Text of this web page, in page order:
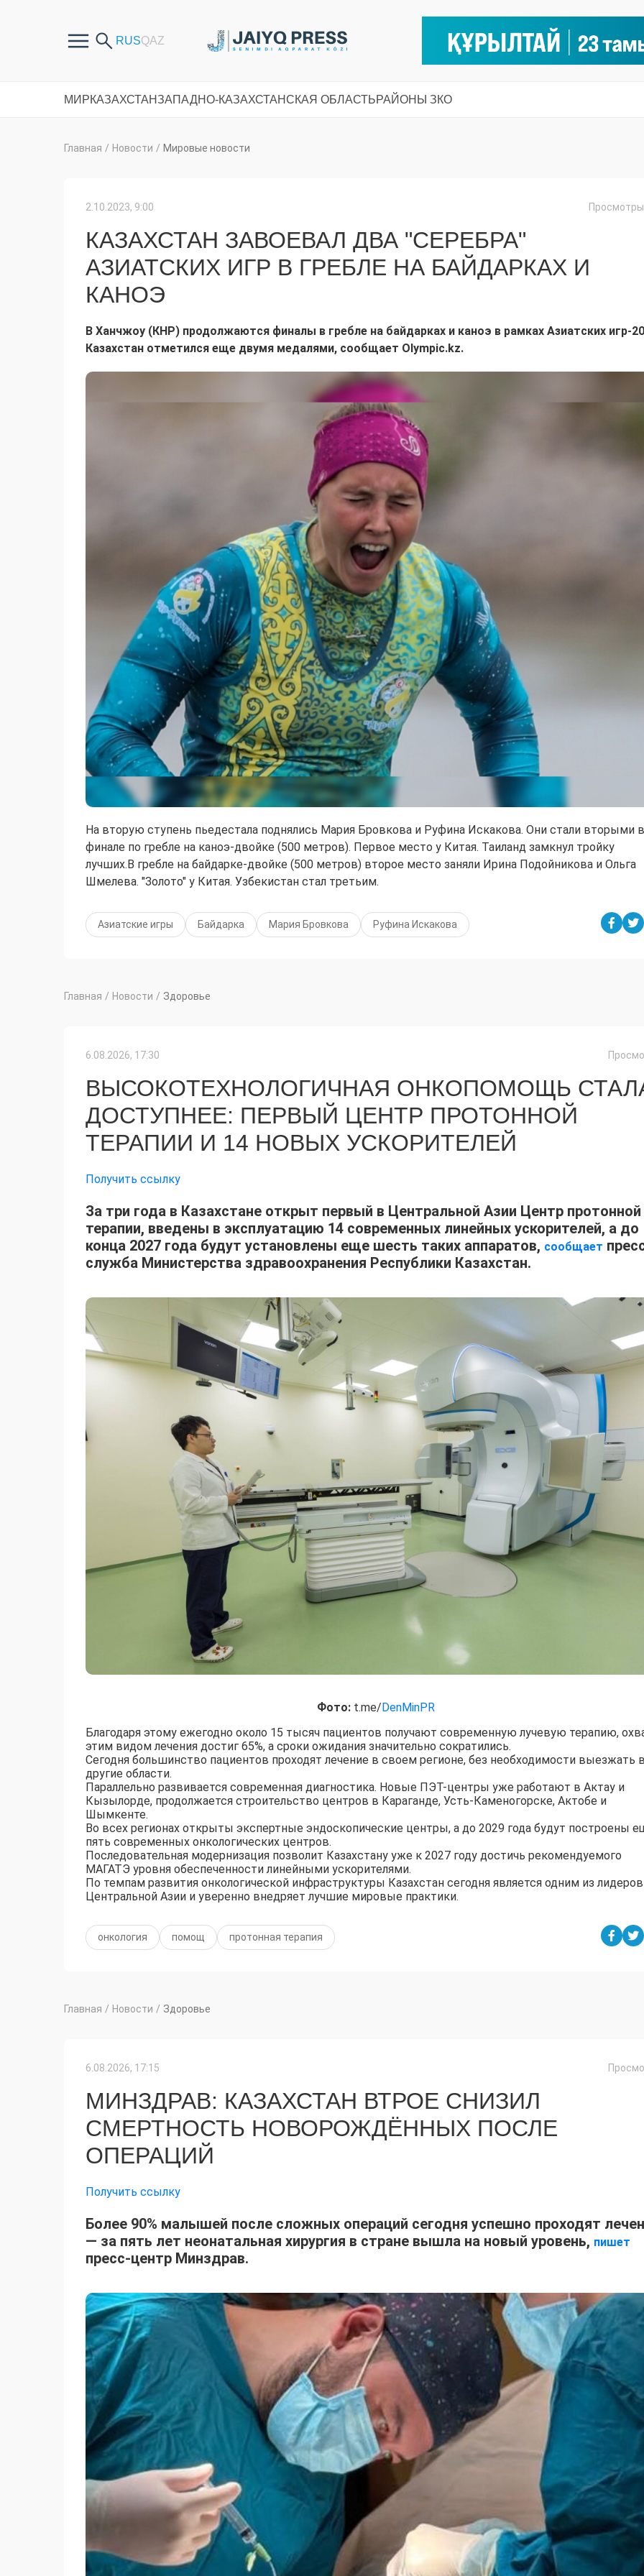
МИРКАЗАХСТАНЗАПАДНО-КАЗАХСТАНСКАЯ ОБЛАСТЬРАЙОНЫ ЗКО
Главная / Новости / Мировые новости
2.10.2023, 9:00
КАЗАХСТАН ЗАВОЕВАЛ ДВА "СЕРЕБРА"
АЗИАТСКИХ ИГР В ГРЕБЛЕ НА БАЙДАРКАХ И
КАНОЭ
В Ханчжоу (КНР) продолжаются финалы в гребле на байдарках и каноэ в рамках Азиатских игр-
Казахстан отметился еще двумя медалями, сообщает Olympic.kz.
На вторую ступень пьедестала поднялись Мария Бровкова и Руфина Искакова. Они стали вторыми в
финале по гребле на каноэ-двойке (500 метров). Первое место у Китая. Таиланд замкнул тройку
лучших.В гребле на байдарке-двойке (500 метров) второе место заняли Ирина Подойникова и Ольга
Шмелева. "Золото" у Китая. Узбекистан стал третьим.
Азиатские игры Байдарка Мария Бровкова Руфина Искакова
Главная / Новости / Здоровье
6.08.2026, 17:30
ВЫСОКОТЕХНОЛОГИЧНАЯ ОНКОПОМОЩЬ
ДОСТУПНЕЕ: ПЕРВЫЙ ЦЕНТР ПРОТОННОЙ
ТЕРАПИИ И 14 НОВЫХ УСКОРИТЕЛЕЙ
Получить ссылку
За три года в Казахстане открыт первый в Центральной Азии Центр протонной
терапии, введены в эксплуатацию 14 современных линейных ускорителей, а до
конца 2027 года будут установлены еще шесть таких аппаратов, сообщает
служба Министерства здравоохранения Республики Казахстан.
Фото:t.me/DenMinPR
Благодаря этому ежегодно около 15 тысяч пациентов получают современную лучевую терапию,
этим видом лечения достиг 65%, а сроки ожидания значительно сократились.
Сегодня большинство пациентов проходят лечение в своем регионе, без необходимости выезжать в
другие области.
Параллельно развивается современная диагностика. Новые ПЭТ-центры уже работают в Актау и
Кызылорде, продолжается строительство центров в Караганде, Усть-Каменогорске, Актобе и
Шымкенте.
Во всех регионах открыты экспертные эндоскопические центры, а до 2029 года будут построены
пять современных онкологических центров.
Последовательная модернизация позволит Казахстану уже к 2027 году достичь рекомендуемого
МАГАТЭ уровня обеспеченности линейными ускорителями.
По темпам развития онкологической инфраструктуры Казахстан сегодня является одним из лидеров
Центральной Азии и уверенно внедряет лучшие мировые практики.
онкология помощ протонная терапия
Главная / Новости / Здоровье
6.08.2026, 17:15
МИНЗДРАВ: КАЗАХСТАН ВТРОЕ СНИЗИЛ
СМЕРТНОСТЬ НОВОРОЖДЁННЫХ ПОСЛЕ
ОПЕРАЦИЙ
Получить ссылку
Более 90% малышей после сложных операций сегодня успешно проходят
— за пять лет неонатальная хирургия в стране вышла на новый уровень, пишет
пресс-центр Минздрав.